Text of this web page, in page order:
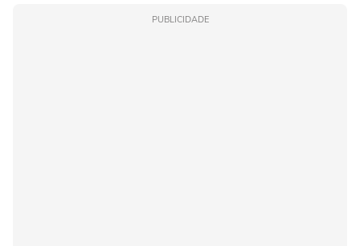
PUBLICIDADE